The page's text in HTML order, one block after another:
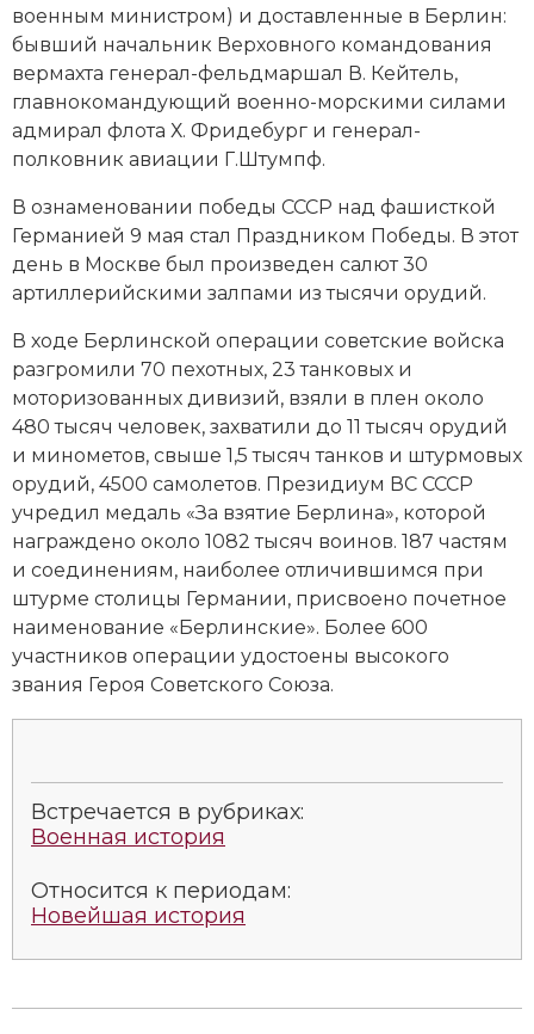
военным министром) и доставленные в Берлин:
бывший начальник Верховного командования
вермахта генерал-фельдмаршал В. Кейтель,
главнокомандующий военно-морскими силами
адмирал флота Х. Фридебург и генерал-
полковник авиации Г.Штумпф.
В ознаменовании победы СССР над фашисткой
Германией 9 мая стал Праздником Победы. В этот
день в Москве был произведен салют 30
артиллерийскими залпами из тысячи орудий.
В ходе Берлинской операции советские войска
разгромили 70 пехотных, 23 танковых и
моторизованных дивизий, взяли в плен около
480 тысяч человек, захватили до 11 тысяч орудий
и минометов, свыше 1,5 тысяч танков и штурмовых
орудий, 4500 самолетов. Президиум ВС СССР
учредил медаль «За взятие Берлина», которой
награждено около 1082 тысяч воинов. 187 частям
и соединениям, наиболее отличившимся при
штурме столицы Германии, присвоено почетное
наименование «Берлинские». Более 600
участников операции удостоены высокого
звания Героя Советского Союза.
Встречается в рубриках:
Военная история
Относится к периодам:
Новейшая история